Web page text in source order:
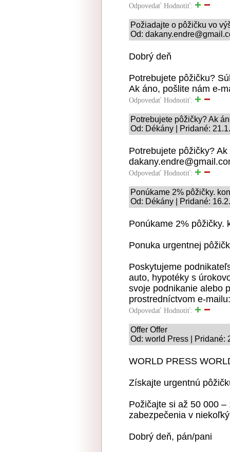
Odpovedať Hodnotiť:
Požiadajte o pôžičku vo
Od:
Dobrý deň
Potrebujete pôžičku?
Ak áno, pošlite nám e-
Odpovedať Hodnotiť:
Potrebujete pôžičky? Ak
Od: Dékány | Pridané:
Potrebujete pôžičky?
Odpovedať Hodnotiť:
Ponúkame 2% pôžičky.
Od: Dékány | Pridané:
Ponúkame 2% pôžičky.
Ponuka urgentnej
Poskytujeme
auto, hypotéky s
svoje podnikanie alebo
prostredníctvom e-
Odpovedať Hodnotiť:
Offer Offer
Od: world Press | Pridané:
WORLD PRESS
Získajte urgentnú
Požičajte si až 50 000
zabezpečenia v
Dobrý deň, pán/pani